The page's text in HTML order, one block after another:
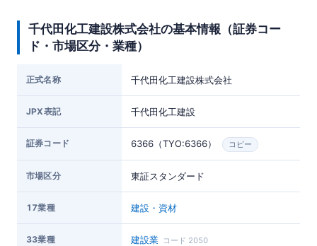
千代田化工建設株式会社の基本情報（証券コー
ド・市場区分・業種）
正式名称 千代田化工建設株式会社
JPX表記 千代田化工建設
証券コード 6366（TYO:6366） コピー
市場区分 東証スタンダード
17業種 建設・資材
33業種 建設業 コード 2050